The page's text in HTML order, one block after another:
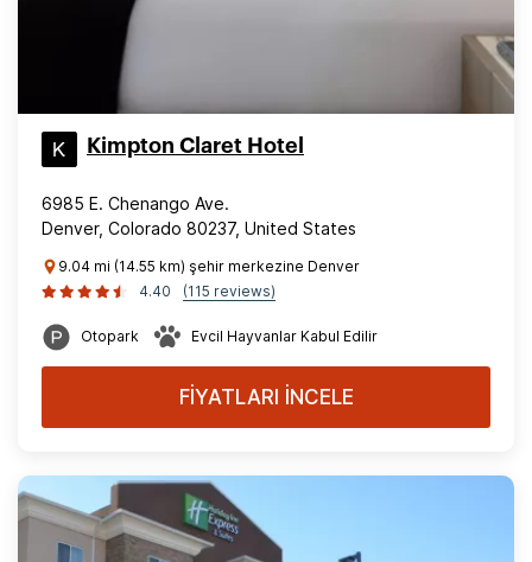
Kimpton Claret Hotel
6985 E. Chenango Ave.
Denver, Colorado 80237, United States
9.04 mi (14.55 km) şehir merkezine Denver
4.40
(115 reviews)
Otopark Evcil Hayvanlar Kabul Edilir
FİYATLARI İNCELE